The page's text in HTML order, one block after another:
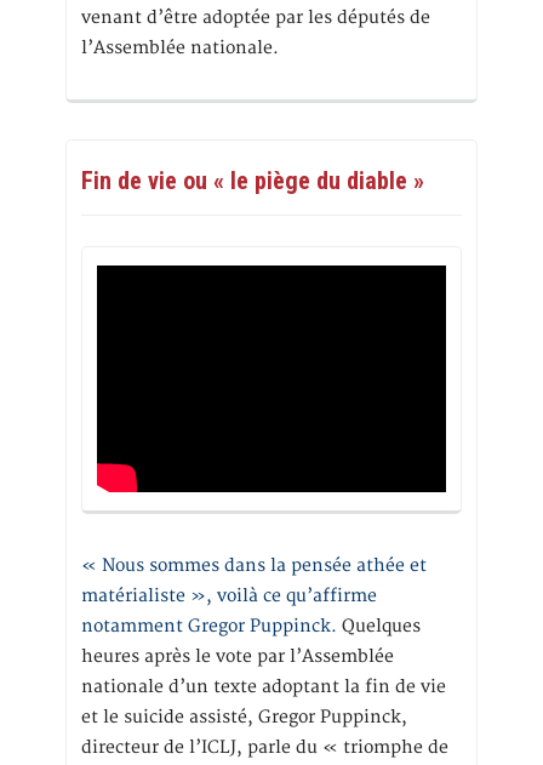
venant d’être adoptée par les députés de
l’Assemblée nationale.
Fin de vie ou « le piège du diable »
« Nous sommes dans la pensée athée et
matérialiste », voilà ce qu’affirme
notamment Gregor Puppinck. Quelques
heures après le vote par l’Assemblée
nationale d’un texte adoptant la fin de vie
et le suicide assisté, Gregor Puppinck,
directeur de l’ICLJ, parle du « triomphe de